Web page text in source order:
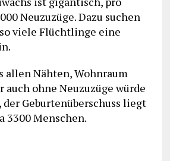
Neuzuzüge. Dazu suchen
viele Flüchtlinge eine
allen Nähten, Wohnraum
auch ohne Neuzuzüge würde
Geburtenüberschuss liegt
3300 Menschen.